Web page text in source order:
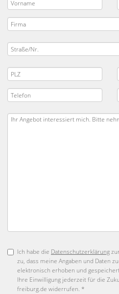
Ich habe die Datenschutzerklärung
zu, dass meine Angaben und Daten
elektronisch erhoben und
Ihre Einwilligung jederzeit für die
freiburg.de widerrufen. *